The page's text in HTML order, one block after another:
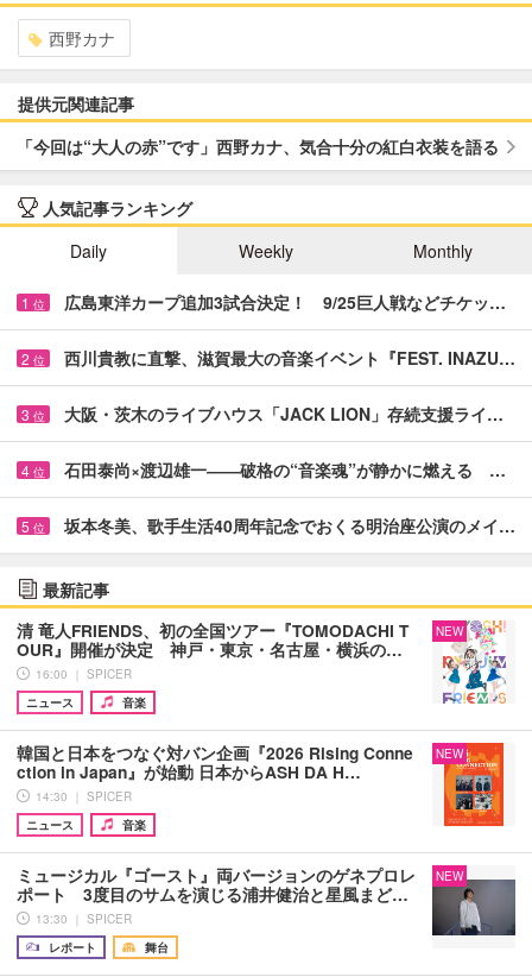
西野カナ
提供元関連記事
「今回は“大人の赤”です」西野カナ、気合十分の紅白衣装を語る
人気記事ランキング
Daily
Weekly Monthly
1 位 広島東洋カープ追加3試合決定！ 9/25巨人戦などチケッ…
2 位 西川貴教に直撃、滋賀最大の音楽イベント『FEST. INAZU…
3 位 大阪・茨木のライブハウス「JACK LION」存続支援ライ…
4 位 石田泰尚×渡辺雄一――破格の“音楽魂”が静かに燃える …
5 位 坂本冬美、歌手生活40周年記念でおくる明治座公演のメイ…
最新記事
清 竜人FRIENDS、初の全国ツアー『TOMODACHI T
OUR』開催が決定 神戸・東京・名古屋・横浜の…
16:00 ｜ SPICER
ニュース
音楽
NEW
韓国と日本をつなぐ対バン企画『2026 Rising Conne
ction in Japan』が始動 日本からASH DA H…
14:30 ｜ SPICER
ニュース
音楽
NEW
ミュージカル『ゴースト』両バージョンのゲネプロレ
ポート 3度目のサムを演じる浦井健治と星風まど…
13:30 ｜ SPICER
レポート
舞台
NEW